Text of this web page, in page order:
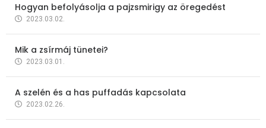
Hogyan befolyásolja a pajzsmirigy az öregedést
2023.03.02.
Mik a zsírmáj tünetei?
2023.03.01.
A szelén és a has puffadás kapcsolata
2023.02.26.